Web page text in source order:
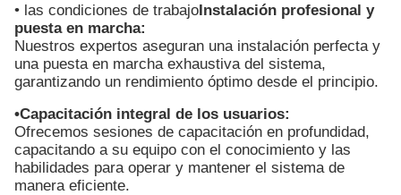
• las condiciones de trabajoInstalación profesional y
puesta en marcha:
Nuestros expertos aseguran una instalación perfecta y
una puesta en marcha exhaustiva del sistema,
garantizando un rendimiento óptimo desde el principio.
•Capacitación integral de los usuarios:
Ofrecemos sesiones de capacitación en profundidad,
capacitando a su equipo con el conocimiento y las
habilidades para operar y mantener el sistema de
manera eficiente.